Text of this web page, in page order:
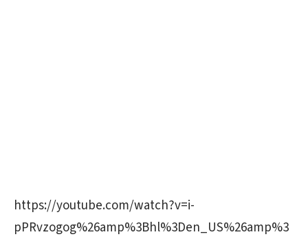
https://youtube.com/watch?v=i-
pPRvzogog%26amp%3Bhl%3Den_US%26amp%3